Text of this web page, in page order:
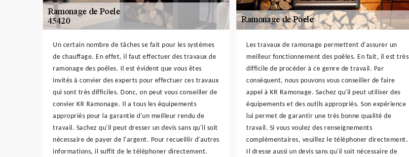
Un certain nombre de tâches se fait pour les systèmes
de chauffage. En effet, il faut effectuer des travaux de
ramonage des poêles. Il est évident que vous êtes
invités à convier des experts pour effectuer ces travaux
qui sont très difficiles. Donc, on peut vous conseiller de
convier KR Ramonage. Il a tous les équipements
appropriés pour la garantie d'un meilleur rendu de
travail. Sachez qu'il peut dresser un devis sans qu'il soit
nécessaire de payer de l'argent. Pour recueillir d'autres
informations, il suffit de le téléphoner directement.
Les travaux de ramonage permettent d'assurer un
meilleur fonctionnement des poêles. En fait, il est très
difficile de procéder à ce genre de travail. Par
conséquent, nous pouvons vous conseiller de faire
appel à KR Ramonage. Sachez qu'il peut utiliser des
équipements et des outils appropriés. Son expérience
lui permet de garantir une très bonne qualité de
travail. Si vous voulez des renseignements
complémentaires, veuillez le téléphoner directement.
Il dresse aussi un devis sans qu'il soit nécessaire de